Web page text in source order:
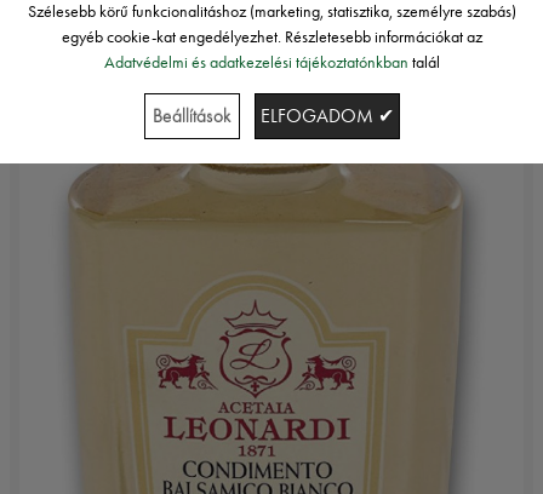
Szélesebb körű funkcionalitáshoz (marketing, statisztika, személyre szabás)
egyéb cookie-kat engedélyezhet. Részletesebb információkat az
Adatvédelmi és adatkezelési tájékoztatónkban talál
Beállítások ELFOGADOM ✔